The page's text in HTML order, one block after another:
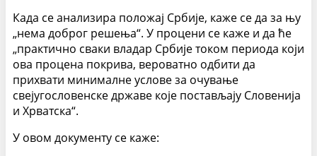
Када се анализира положај Србије, каже се да за њу
„нема доброг решења“. У процени се каже и да ће
„практично сваки владар Србије током периода који
ова процена покрива, вероватно одбити да
прихвати минималне услове за очување
свејугословенске државе које постављају Словенија
и Хрватска“.
У овом документу се каже: